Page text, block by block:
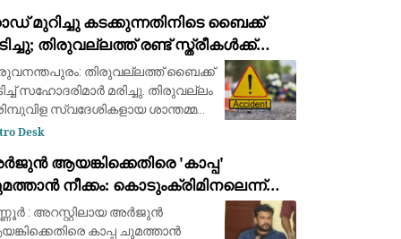
ജൂലൈ മാസത്തിൽ 3.5
കുറഞ്ഞു
മുറിച്ചു കടക്കുന്നതിനിടെ ബൈക്ക്
തിരുവല്ലത്ത് രണ്ട് സ്ത്രീകള്‍ക്ക്
തിരുവല്ലത്ത് ബൈക്ക്
സഹോദരിമാര്‍ മരിച്ചു. തിരുവല്ലം
സ്വദേശികളായ ശാന്തമ്മ
വിജയമ്മ (70) എന്നിവരാണ് മരിച്ചത്.
കരിമ്പുവിള ജങ്ഷ
Desk
ആയങ്കിക്കെതിരെ 'കാപ്പ'
നീക്കം: കൊടുംക്രിമിനലെന്ന്
പൊലീസ് റിപ്പോർട്ട് നൽകും
: അറസ്റ്റിലായ അർജുൻ
കാപ്പ ചുമത്താൻ